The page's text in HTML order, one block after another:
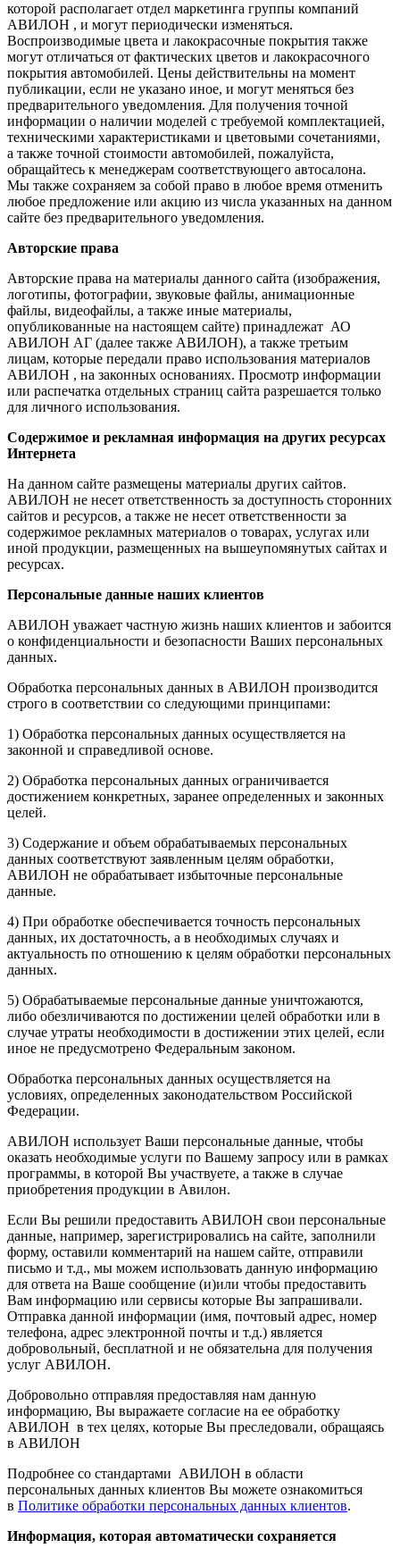
которой располагает отдел маркетинга группы компаний
АВИЛОН , и могут периодически изменяться.
Воспроизводимые цвета и лакокрасочные покрытия также
могут отличаться от фактических цветов и лакокрасочного
покрытия автомобилей. Цены действительны на момент
публикации, если не указано иное, и могут меняться без
предварительного уведомления. Для получения точной
информации о наличии моделей с требуемой комплектацией,
техническими характеристиками и цветовыми сочетаниями,
а также точной стоимости автомобилей, пожалуйста,
обращайтесь к менеджерам соответствующего автосалона.
Мы также сохраняем за собой право в любое время отменить
любое предложение или акцию из числа указанных на данном
сайте без предварительного уведомления.
Авторские права
Авторские права на материалы данного сайта (изображения,
логотипы, фотографии, звуковые файлы, анимационные
файлы, видеофайлы, а также иные материалы,
опубликованные на настоящем сайте) принадлежат АО
АВИЛОН АГ (далее также АВИЛОН), а также третьим
лицам, которые передали право использования материалов
АВИЛОН , на законных основаниях. Просмотр информации
или распечатка отдельных страниц сайта разрешается только
для личного использования.
Содержимое и рекламная информация на других ресурсах
Интернета
На данном сайте размещены материалы других сайтов.
АВИЛОН не несет ответственность за доступность сторонних
сайтов и ресурсов, а также не несет ответственности за
содержимое рекламных материалов о товарах, услугах или
иной продукции, размещенных на вышеупомянутых сайтах и
ресурсах.
Персональные данные наших клиентов
АВИЛОН уважает частную жизнь наших клиентов и забоится
о конфиденциальности и безопасности Ваших персональных
данных.
Обработка персональных данных в АВИЛОН производится
строго в соответствии со следующими принципами:
1) Обработка персональных данных осуществляется на
законной и справедливой основе.
2) Обработка персональных данных ограничивается
достижением конкретных, заранее определенных и законных
целей.
3) Содержание и объем обрабатываемых персональных
данных соответствуют заявленным целям обработки,
АВИЛОН не обрабатывает избыточные персональные
данные.
4) При обработке обеспечивается точность персональных
данных, их достаточность, а в необходимых случаях и
актуальность по отношению к целям обработки персональных
данных.
5) Обрабатываемые персональные данные уничтожаются,
либо обезличиваются по достижении целей обработки или в
случае утраты необходимости в достижении этих целей, если
иное не предусмотрено Федеральным законом.
Обработка персональных данных осуществляется на
условиях, определенных законодательством Российской
Федерации.
АВИЛОН использует Ваши персональные данные, чтобы
оказать необходимые услуги по Вашему запросу или в рамках
программы, в которой Вы участвуете, а также в случае
приобретения продукции в Авилон.
Если Вы решили предоставить АВИЛОН свои персональные
данные, например, зарегистрировались на сайте, заполнили
форму, оставили комментарий на нашем сайте, отправили
письмо и т.д., мы можем использовать данную информацию
для ответа на Ваше сообщение (и)или чтобы предоставить
Вам информацию или сервисы которые Вы запрашивали.
Отправка данной информации (имя, почтовый адрес, номер
телефона, адрес электронной почты и т.д.) является
добровольный, бесплатной и не обязательна для получения
услуг АВИЛОН.
Добровольно отправляя предоставляя нам данную
информацию, Вы выражаете согласие на ее обработку
АВИЛОН в тех целях, которые Вы преследовали, обращаясь
в АВИЛОН
Подробнее со стандартами АВИЛОН в области
персональных данных клиентов Вы можете ознакомиться
в Политике обработки персональных данных клиентов.
Информация, которая автоматически сохраняется